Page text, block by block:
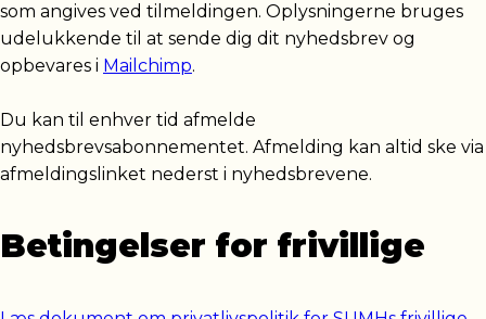
som angives ved tilmeldingen. Oplysningerne bruges
udelukkende til at sende dig dit nyhedsbrev og
opbevares i Mailchimp.
Du kan til enhver tid afmelde
nyhedsbrevsabonnementet. Afmelding kan altid ske via
afmeldingslinket nederst i nyhedsbrevene.
Betingelser for frivillige